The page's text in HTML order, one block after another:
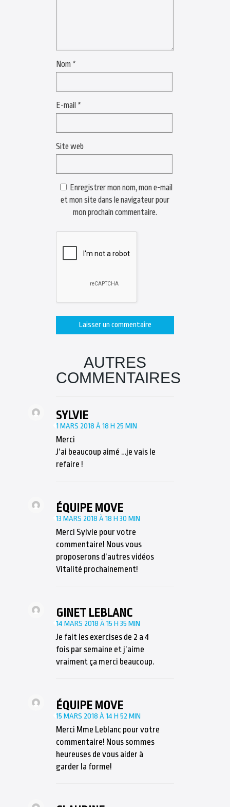
Nom *
E-mail *
Site web
Enregistrer mon nom, mon e-mail
et mon site dans le navigateur pour
mon prochain commentaire.
AUTRES
COMMENTAIRES
SYLVIE
1 MARS 2018 À 18 H 25 MIN
Merci
J’ai beaucoup aimé …je vais le
refaire !
ÉQUIPE MOVE
13 MARS 2018 À 18 H 30 MIN
Merci Sylvie pour votre
commentaire! Nous vous
proposerons d’autres vidéos
Vitalité prochainement!
GINET LEBLANC
14 MARS 2018 À 15 H 35 MIN
Je fait les exercises de 2 a 4
fois par semaine et j’aime
vraiment ça merci beaucoup.
ÉQUIPE MOVE
15 MARS 2018 À 14 H 52 MIN
Merci Mme Leblanc pour votre
commentaire! Nous sommes
heureuses de vous aider à
garder la forme!